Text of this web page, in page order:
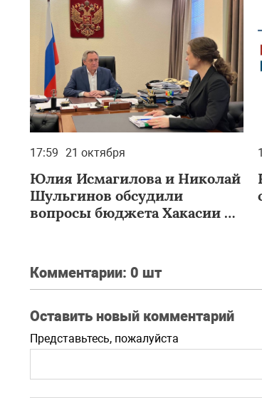
17:59 21 октября
Юлия Исмагилова и Николай
Шульгинов обсудили
вопросы бюджета Хакасии и
Комментарии: 0 шт
Оставить новый комментарий
Представьтесь, пожалуйста